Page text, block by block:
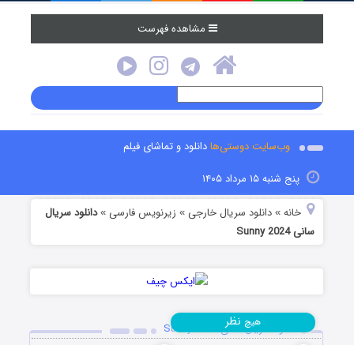
مشاهده فهرست
وب‌سایت دوستی‌هادانلود و تماشای فیلم
پنج شنبه ۱۵ مرداد ۱۴۰۵
خانه »دانلود سریال خارجی » زیرنویس فارسی »دانلود سریال
سانی Sunny 2024
دانلود سریال سانی Sunny 2024
هیچ نظر